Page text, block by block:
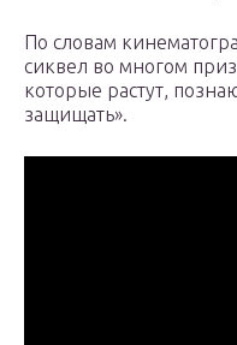
По словам
сиквел во многом
которые растут,
защищать».